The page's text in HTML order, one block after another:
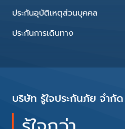
ประกันอุบัติเหตุส่วนบุคคล
ประกันการเดินทาง
บริษัท รู้ใจประกันภัย จำกั